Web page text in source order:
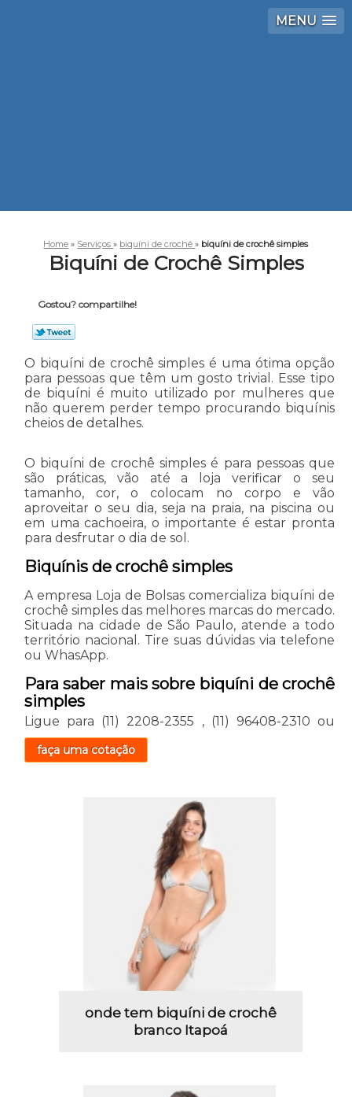
MENU
Home » Serviços» biquíni de crochê» biquíni de crochê simples
Biquíni de Crochê Simples
Gostou? compartilhe!
O biquíni de crochê simples é uma ótima opção
para pessoas que têm um gosto trivial. Esse tipo
de biquíni é muito utilizado por mulheres que
não querem perder tempo procurando biquínis
cheios de detalhes.
O biquíni de crochê simples é para pessoas que
são práticas, vão até a loja verificar o seu
tamanho, cor, o colocam no corpo e vão
aproveitar o seu dia, seja na praia, na piscina ou
em uma cachoeira, o importante é estar pronta
para desfrutar o dia de sol.
Biquínis de crochê simples
A empresa Loja de Bolsas comercializa biquíni de
crochê simples das melhores marcas do mercado.
Situada na cidade de São Paulo, atende a todo
território nacional. Tire suas dúvidas via telefone
ou WhasApp.
Para saber mais sobre biquíni de crochê
simples
Ligue para (11) 2208-2355 , (11) 96408-2310 ou
faça uma cotação
onde tem biquíni de crochê
branco Itapoá